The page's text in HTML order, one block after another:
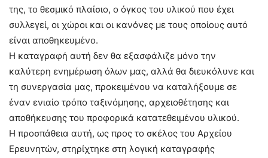
της, το θεσμικό πλαίσιο, ο όγκος του υλικού που έχει
συλλεγεί, οι χώροι και οι κανόνες με τους οποίους αυτό
είναι αποθηκευμένο.
Η καταγραφή αυτή δεν θα εξασφάλιζε μόνο την
καλύτερη ενημέρωση όλων μας, αλλά θα διευκόλυνε και
τη συνεργασία μας, προκειμένου να καταλήξουμε σε
έναν ενιαίο τρόπο ταξινόμησης, αρχειοθέτησης και
αποθήκευσης του προφορικά κατατεθειμένου υλικού.
Η προσπάθεια αυτή, ως προς το σκέλος του Αρχείου
Eρευνητών, στηρίχτηκε στη λογική καταγραφής